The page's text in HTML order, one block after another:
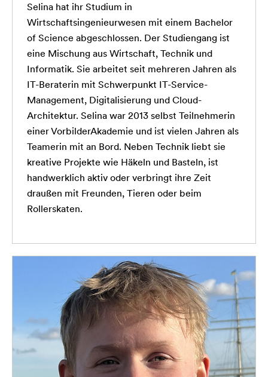
Selina hat ihr Studium in
Wirtschaftsingenieurwesen mit einem Bachelor
of Science abgeschlossen. Der Studiengang ist
eine Mischung aus Wirtschaft, Technik und
Informatik. Sie arbeitet seit mehreren Jahren als
IT-Beraterin mit Schwerpunkt IT-Service-
Management, Digitalisierung und Cloud-
Architektur. Selina war 2013 selbst Teilnehmerin
einer VorbilderAkademie und ist vielen Jahren als
Teamerin mit an Bord. Neben Technik liebt sie
kreative Projekte wie Häkeln und Basteln, ist
handwerklich aktiv oder verbringt ihre Zeit
draußen mit Freunden, Tieren oder beim
Rollerskaten.